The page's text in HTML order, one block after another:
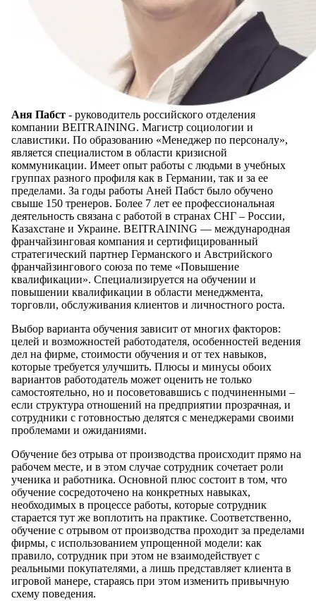
Аня Пабст - руководитель российского отделения
компании BEITRAINING. Магистр социологии и
славистики. По образованию «Менеджер по персоналу»,
является специалистом в области кризисной
коммуникации. Имеет опыт работы с людьми в учебных
группах разного профиля как в Германии, так и за ее
пределами. За годы работы Аней Пабст было обучено
свыше 150 тренеров. Более 7 лет ее профессиональная
деятельность связана с работой в странах СНГ – России,
Казахстане и Украине. BEITRAINING — международная
франчайзинговая компания и сертифицированный
стратегический партнер Германского и Австрийского
франчайзингового союза по теме «Повышение
квалификации». Специализируется на обучении и
повышении квалификации в области менеджмента,
торговли, обслуживания клиентов и личностного роста.
Выбор варианта обучения зависит от многих факторов:
целей и возможностей работодателя, особенностей ведения
дел на фирме, стоимости обучения и от тех навыков,
которые требуется улучшить. Плюсы и минусы обоих
вариантов работодатель может оценить не только
самостоятельно, но и посоветовавшись с подчиненными –
если структура отношений на предприятии прозрачная, и
сотрудники с готовностью делятся с менеджерами своими
проблемами и ожиданиями.
Обучение без отрыва от производства происходит прямо на
рабочем месте, и в этом случае сотрудник сочетает роли
ученика и работника. Основной плюс состоит в том, что
обучение сосредоточено на конкретных навыках,
необходимых в процессе работы, которые сотрудник
старается тут же воплотить на практике. Соответственно,
обучение с отрывом от производства проходит за пределами
фирмы, с использованием упрощенной модели: как
правило, сотрудник при этом не взаимодействует с
реальными покупателями, а лишь представляет клиента в
игровой манере, стараясь при этом изменить привычную
схему поведения.